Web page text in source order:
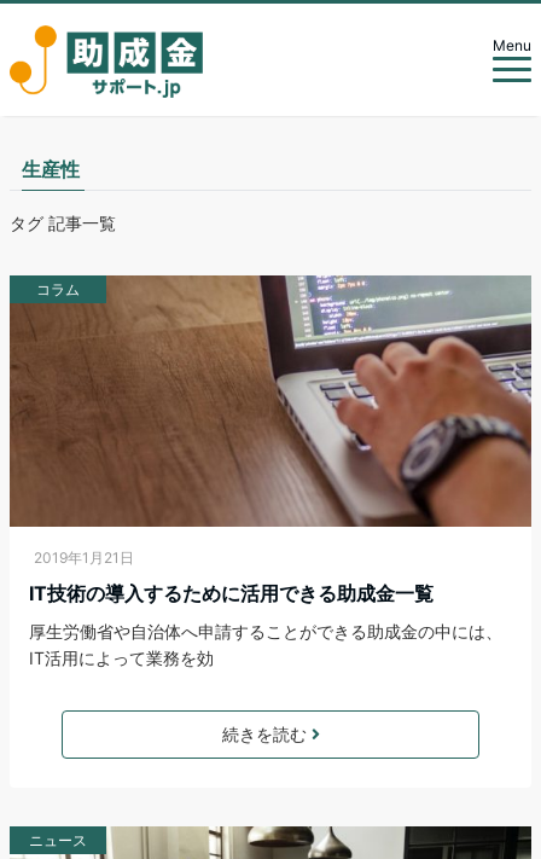
Menu
生産性
タグ 記事一覧
コラム
2019年1月21日
IT技術の導入するために活用できる助成金一覧
厚生労働省や自治体へ申請することができる助成金の中には、
IT活用によって業務を効
続きを読む
ニュース